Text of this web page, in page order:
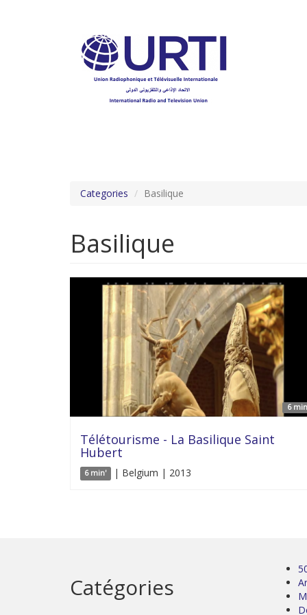
Categories Basilique
Basilique
6
Télétourisme - La Basilique Saint
Hubert
6 min' | Belgium | 2013
Catégories